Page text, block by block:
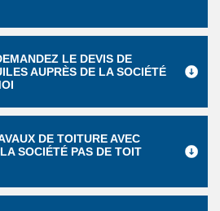
LE DEVIS DE
AUPRÈS DE LA SOCIÉTÉ
DE TOITURE AVEC
SOCIÉTÉ PAS DE TOIT